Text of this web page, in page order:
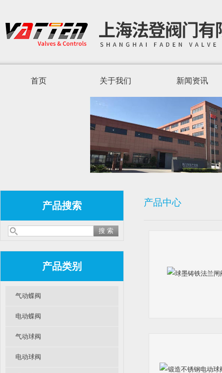
首页 关于我们 新闻资讯
产品搜索
产品类别
气动蝶阀
电动蝶阀
气动球阀
电动球阀
产品中心